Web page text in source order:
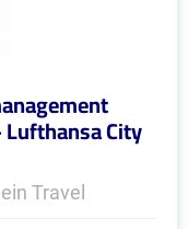
City
Travel